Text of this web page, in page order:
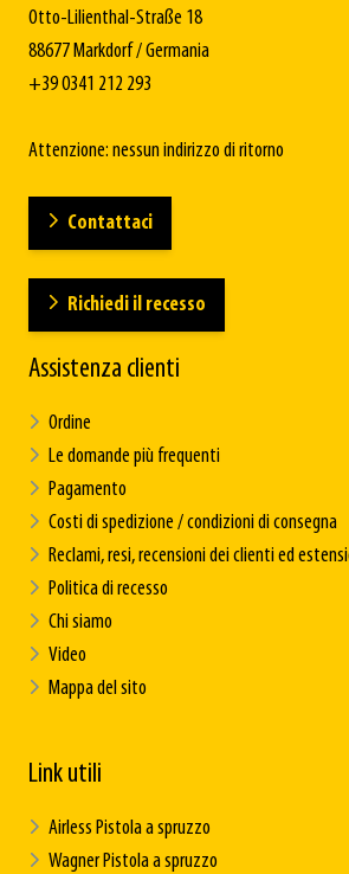
Otto-Lilienthal-Straße 18
88677 Markdorf / Germania
+39 0341 212 293
Attenzione: nessun indirizzo di ritorno
Contattaci
Richiedi il recesso
Assistenza clienti
Ordine
Le domande più frequenti
Pagamento
Costi di spedizione / condizioni di consegna
Reclami, resi, recensioni dei clienti ed
Politica di recesso
Chi siamo
Video
Mappa del sito
Link utili
Airless Pistola a spruzzo
Wagner Pistola a spruzzo